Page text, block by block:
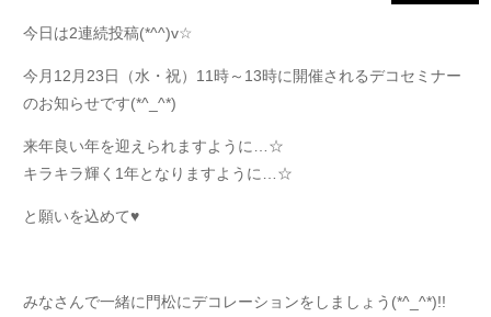
今日は2連続投稿(*^^)v☆
今月12月23日（水・祝）11時～13時に開催されるデコセミナー
のお知らせです(*^_^*)
来年良い年を迎えられますように…☆
キラキラ輝く1年となりますように…☆
と願いを込めて♥
みなさんで一緒に門松にデコレーションをしましょう(*^_^*)!!